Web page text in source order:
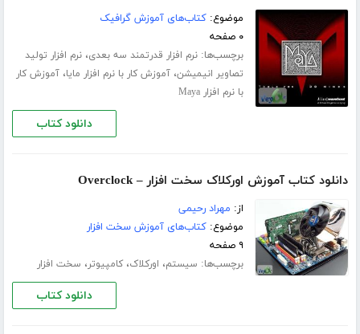
موضوع:کتاب‌های آموزش گرافیک
۰ صفحه
برچسب‌ها:نرم افزار قدرتمند سه بعدی،نرم افزار تولید
تصاویر انیمیشن،آموزش کار با نرم افزار مایا،آموزش کار
با نرم افزار Maya
دانلود کتاب
دانلود کتاب آموزش اورکلاک سخت افزار – Overclock
از: مهراد رحیمی
موضوع:کتاب‌های آموزش سخت افزار
۹ صفحه
برچسب‌ها: سیستم، اورکلاک،کامپیوتر، سخت افزار
دانلود کتاب